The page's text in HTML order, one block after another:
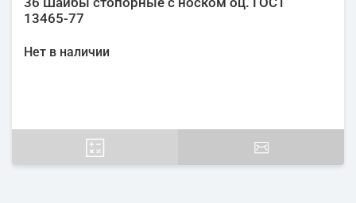
13465-77
Нет в наличии